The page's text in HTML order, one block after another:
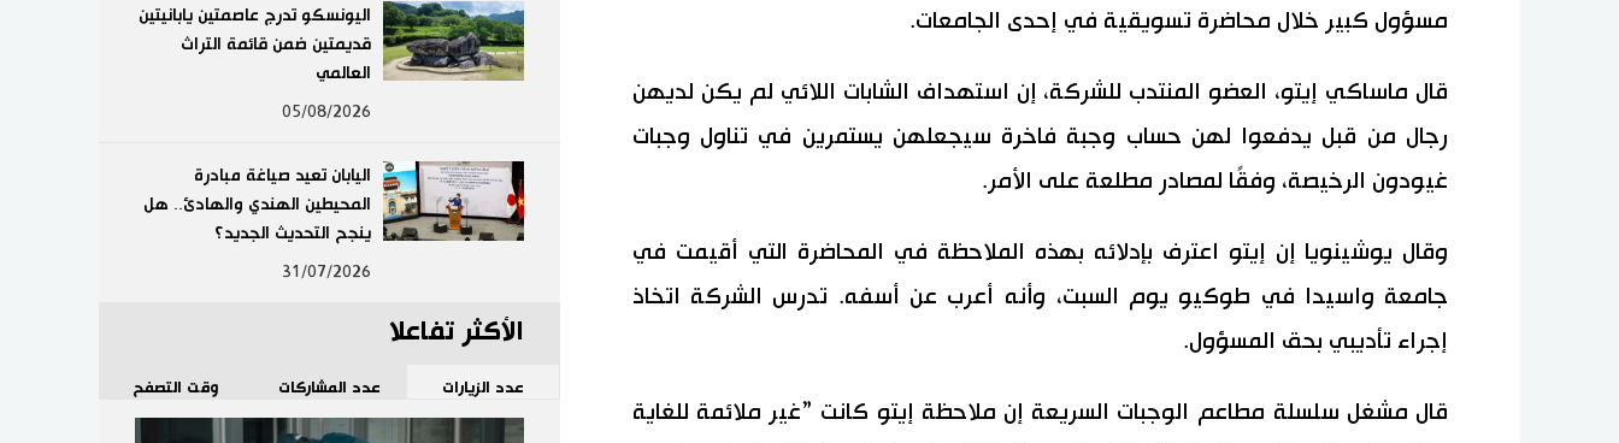
مسؤول كبير خلال محاضرة تسويقية في إحدى الجامعات.
قال ماساكي إيتو، العضو المنتدب للشركة، إن استهداف الشابات اللائي لم يكن لديهن
رجال من قبل يدفعوا لهن حساب وجبة فاخرة سيجعلهن يستمرين في تناول وجبات
غيودون الرخيصة، وفقًا لمصادر مطلعة على الأمر.
وقال يوشينويا إن إيتو اعترف بإدلائه بهذه الملاحظة في المحاضرة التي أقيمت في
جامعة واسيدا في طوكيو يوم السبت، وأنه أعرب عن أسفه. تدرس الشركة اتخاذ
إجراء تأديبي بحق المسؤول.
قال مشغل سلسلة مطاعم الوجبات السريعة إن ملاحظة إيتو كانت ”غير ملائمة للغاية
اليونسكو تدرج عاصمتين يابانيتين
قديمتين ضمن قائمة التراث
العالمي
05/08/2026
اليابان تعيد صياغة مبادرة
المحيطين الهندي والهادئ.. هل
ينجح التحديث الجديد؟
31/07/2026
الأكثر تفاعلا
عدد الزيارات عدد المشاركات وقت التصفح